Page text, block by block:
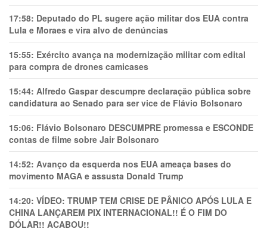
17:58: Deputado do PL sugere ação militar dos EUA contra
Lula e Moraes e vira alvo de denúncias
15:55: Exército avança na modernização militar com edital
para compra de drones camicases
15:44: Alfredo Gaspar descumpre declaração pública sobre
candidatura ao Senado para ser vice de Flávio Bolsonaro
15:06: Flávio Bolsonaro DESCUMPRE promessa e ESCONDE
contas de filme sobre Jair Bolsonaro
14:52: Avanço da esquerda nos EUA ameaça bases do
movimento MAGA e assusta Donald Trump
14:20: VÍDEO: TRUMP TEM CRlSE DE PÂNlCO APÓS LULA E
CHINA LANÇAREM PIX INTERNACIONAL!! É O FIM DO
DÓLAR!! ACABOU!!